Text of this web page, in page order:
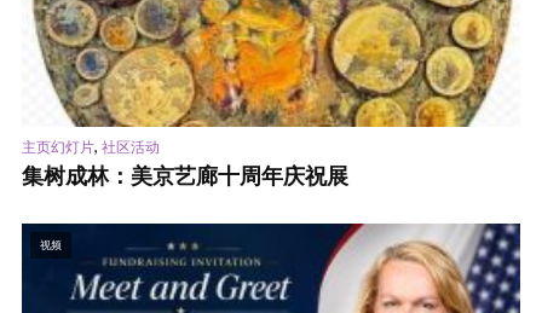
主页幻灯片, 社区活动
集树成林：美京艺廊十周年庆祝展
视频